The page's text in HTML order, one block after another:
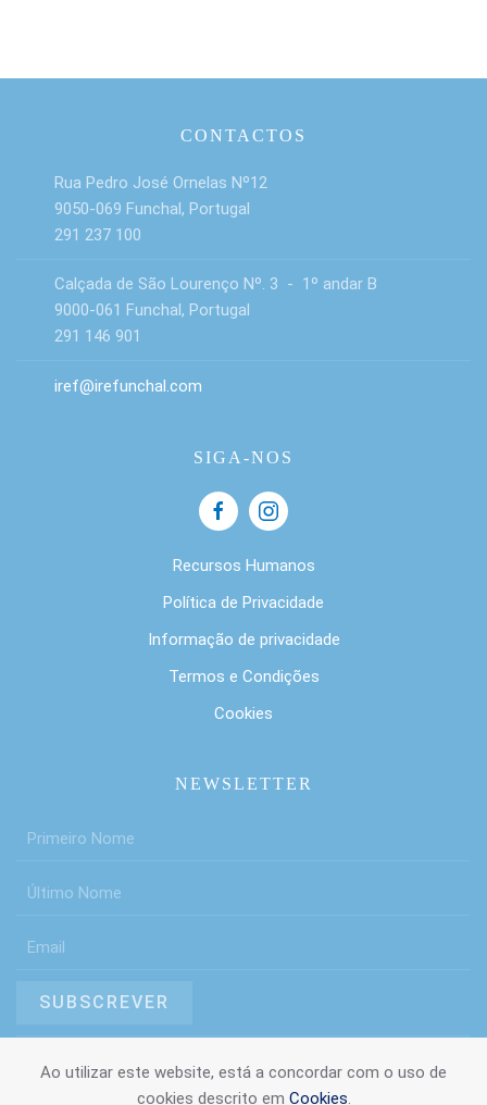
CONTACTOS
Rua Pedro José Ornelas Nº12
9050-069 Funchal, Portugal
291 237 100
Calçada de São Lourenço Nº. 3 - 1º andar B
9000-061 Funchal, Portugal
291 146 901
iref@irefunchal.com
SIGA-NOS
Recursos Humanos
Política de Privacidade
Informação de privacidade
Termos e Condições
Cookies
NEWSLETTER
SUBSCREVER
Ao utilizar este website, está a concordar com o uso de
cookies descrito em Cookies.